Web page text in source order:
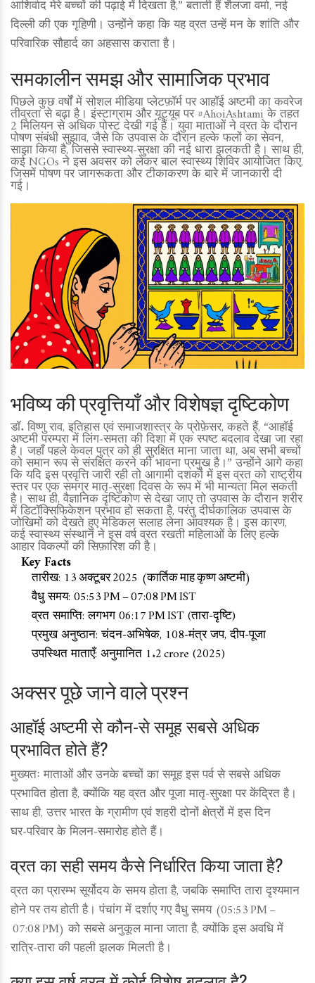
आशिर्वाद मेरे बच्चों की पढ़ाई में दिखता है,” बताती हैं शैलजा वर्मा, नई
दिल्ली की एक गृहिणी। उन्होंने कहा कि यह व्रत उन्हें मन के शांति और
परिवारिक सौहार्द का अहसास कराता है।
समकालीन समझ और सामाजिक प्रभाव
पिछले कुछ वर्षों में सोशल मीडिया प्लेटफ़ॉर्म पर आहॉई अष्टमी का कवरेज
तीव्रता से बढ़ा है। इंस्टाग्राम और यूट्यूब पर #AhoiAshtami के तहत
2 मिलियन से अधिक पोस्ट देखी गई हैं। युवा माताओं ने व्रत के दौरान
पोषण संबंधी सुझाव, जैसे कि उपवास के दौरान हल्के फलों का सेवन,
साझा किया है, जिससे स्वास्थ्य‑सुरक्षा की नई धारा झलकती है। साथ ही,
कई NGOs ने इस अवसर को लेकर बाल स्वास्थ्य शिविर आयोजित किए,
जिसमें पोषण पर जागरूकता और टीकाकरण के बारे में जानकारी दी
गई।
भविष्य की प्रवृत्तियाँ और विशेषज्ञ दृष्टिकोण
डॉ. विष्णु राव, इतिहास एवं समाजशास्त्र के प्रोफ़ेसर, कहते हैं, “आहॉई
अष्टमी परम्परा में लिंग‑समता की दिशा में एक स्पष्ट बदलाव देखा जा रहा
है। जहाँ पहले केवल पुत्र को ही सुरक्षित माना जाता था, अब सभी बच्चों
को समान रूप से संरक्षित करने की भावना प्रमुख है।” उन्होंने आगे कहा
कि यदि इस प्रवृत्ति जारी रही तो आगामी दशकों में इस व्रत को राष्ट्रीय
स्तर पर एक समग्र मातृ‑सुरक्षा दिवस के रूप में भी मान्यता मिल सकती
है। साथ ही, वैज्ञानिक दृष्टिकोण से देखा जाए तो उपवास के दौरान शरीर
में डिटॉक्सिफिकेशन प्रभाव हो सकता है, परंतु दीर्घकालिक उपवास के
जोखिमों को देखते हुए मेडिकल सलाह लेना आवश्यक है। इस कारण,
कई स्वास्थ्य संस्थान ने इस वर्ष व्रत रखती महिलाओं के लिए हल्के
आहार विकल्पों की सिफ़ारिश की है।
Key Facts
तारीख: 13 अक्टूबर 2025 (कार्तिक माह कृष्ण अष्टमी)
वैधु समय: 05:53 PM – 07:08 PM IST
व्रत समाप्ति: लगभग 06:17 PM IST (तारा‑दृष्टि)
प्रमुख अनुष्ठान: चंदन‑अभिषेक, 108‑मंत्र जप, दीप‑पूजा
उपस्थित माताएँ: अनुमानित 1.2 crore (2025)
अक्सर पूछे जाने वाले प्रश्न
आहॉई अष्टमी से कौन‑से समूह सबसे अधिक
प्रभावित होते हैं?
मुख्यतः माताओं और उनके बच्चों का समूह इस पर्व से सबसे अधिक
प्रभावित होता है, क्योंकि यह व्रत और पूजा मातृ‑सुरक्षा पर केंद्रित है।
साथ ही, उत्तर भारत के ग्रामीण एवं शहरी दोनों क्षेत्रों में इस दिन
घर‑परिवार के मिलन‑समारोह होते हैं।
व्रत का सही समय कैसे निर्धारित किया जाता है?
व्रत का प्रारम्भ सूर्योदय के समय होता है, जबकि समाप्ति तारा दृश्यमान
होने पर तय होती है। पंचांग में दर्शाए गए वैधु समय (05:53 PM –
07:08 PM) को सबसे अनुकूल माना जाता है, क्योंकि इस अवधि में
रात्रि‑तारा की पहली झलक मिलती है।